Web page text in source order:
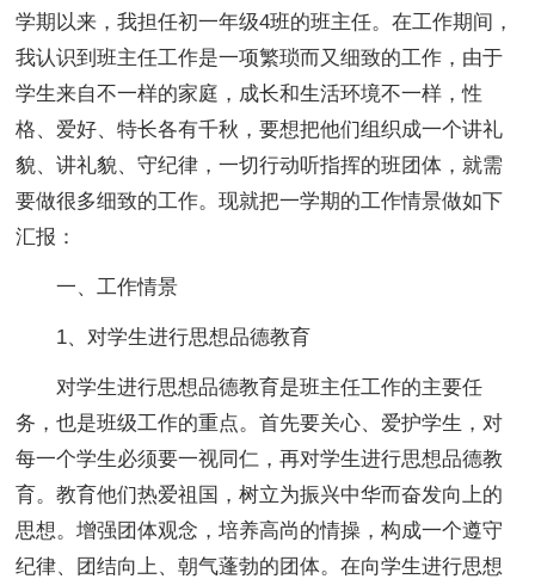
学期以来，我担任初一年级4班的班主任。在工作期间，
我认识到班主任工作是一项繁琐而又细致的工作，由于
学生来自不一样的家庭，成长和生活环境不一样，性
格、爱好、特长各有千秋，要想把他们组织成一个讲礼
貌、讲礼貌、守纪律，一切行动听指挥的班团体，就需
要做很多细致的工作。现就把一学期的工作情景做如下
汇报：
一、工作情景
1、对学生进行思想品德教育
对学生进行思想品德教育是班主任工作的主要任
务，也是班级工作的重点。首先要关心、爱护学生，对
每一个学生必须要一视同仁，再对学生进行思想品德教
育。教育他们热爱祖国，树立为振兴中华而奋发向上的
思想。增强团体观念，培养高尚的情操，构成一个遵守
纪律、团结向上、朝气蓬勃的团体。在向学生进行思想